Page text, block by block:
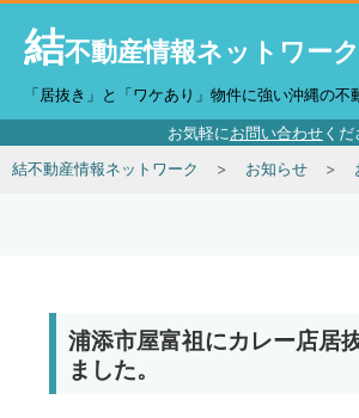
結不動産情報ネットワーク
「居抜き」と「ワケあり」物件に強い沖縄の不
お気軽にお問い合わせく
結不動産情報ネットワーク お知らせ
浦添市屋富祖にカレー店居
ました。